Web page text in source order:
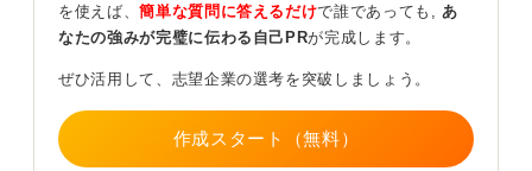
結果として、「向いている仕事には受かり、向いていな
い仕事には落ちる」という自然な流れになるのです。
また、具体的なエピソードがあると説得力が増します。
「今一番時間を使っている趣味は」「一番長く続けてい
ることは」など、的を絞って話せるようににも、あらか
じめ整理しておきましょう。
を使えば、簡単な質問に答えるだけで誰であっても, あ
なたの強みが完璧に伝わる自己PRが完成します。
ぜひ活用して、志望企業の選考を突破しましょう。
作成スタート（無料）